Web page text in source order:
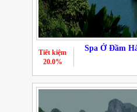
Spa Ở Đầm
Tiết kiệm
20.0%